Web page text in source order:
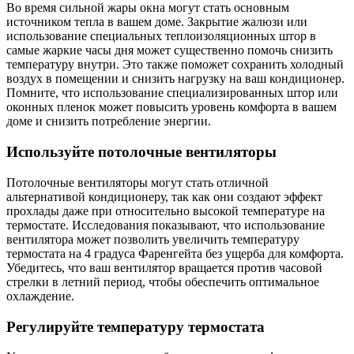
Во время сильной жары окна могут стать основным
источником тепла в вашем доме. Закрытие жалюзи или
использование специальных теплоизоляционных штор в
самые жаркие часы дня может существенно помочь снизить
температуру внутри. Это также поможет сохранить холодный
воздух в помещении и снизить нагрузку на ваш кондиционер.
Помните, что использование специализированных штор или
оконных пленок может повысить уровень комфорта в вашем
доме и снизить потребление энергии.
Используйте потолочные вентиляторы
Потолочные вентиляторы могут стать отличной
альтернативой кондиционеру, так как они создают эффект
прохлады даже при относительно высокой температуре на
термостате. Исследования показывают, что использование
вентилятора может позволить увеличить температуру
термостата на 4 градуса Фаренгейта без ущерба для комфорта.
Убедитесь, что ваш вентилятор вращается против часовой
стрелки в летний период, чтобы обеспечить оптимальное
охлаждение.
Регулируйте температуру термостата